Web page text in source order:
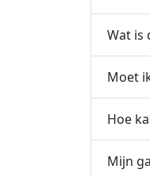
Wat is
Moet
Hoe
Mijn